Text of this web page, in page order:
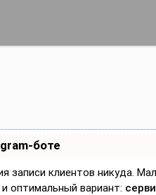
боте
записи клиентов никуда.
оптимальный вариант: